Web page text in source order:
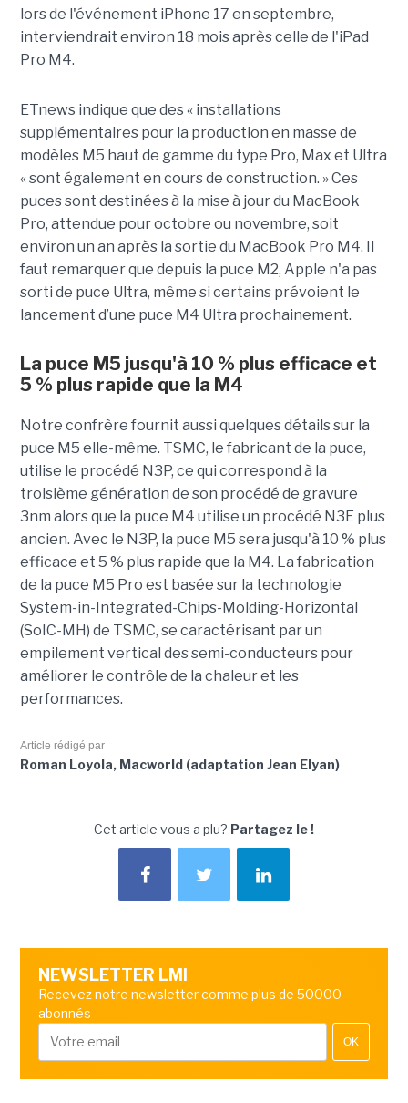
lors de l'événement iPhone 17 en septembre,
interviendrait environ 18 mois après celle de l'iPad
Pro M4.
ETnews indique que des « installations
supplémentaires pour la production en masse de
modèles M5 haut de gamme du type Pro, Max et Ultra
« sont également en cours de construction. » Ces
puces sont destinées à la mise à jour du MacBook
Pro, attendue pour octobre ou novembre, soit
environ un an après la sortie du MacBook Pro M4. Il
faut remarquer que depuis la puce M2, Apple n'a pas
sorti de puce Ultra, même si certains prévoient le
lancement d’une puce M4 Ultra prochainement.
La puce M5 jusqu'à 10 % plus efficace et
5 % plus rapide que la M4
Notre confrère fournit aussi quelques détails sur la
puce M5 elle-même. TSMC, le fabricant de la puce,
utilise le procédé N3P, ce qui correspond à la
troisième génération de son procédé de gravure
3nm alors que la puce M4 utilise un procédé N3E plus
ancien. Avec le N3P, la puce M5 sera jusqu'à 10 % plus
efficace et 5 % plus rapide que la M4. La fabrication
de la puce M5 Pro est basée sur la technologie
System-in-Integrated-Chips-Molding-Horizontal
(SoIC-MH) de TSMC, se caractérisant par un
empilement vertical des semi-conducteurs pour
améliorer le contrôle de la chaleur et les
performances.
Article rédigé par
Roman Loyola, Macworld (adaptation Jean Elyan)
Cet article vous a plu? Partagez le !
NEWSLETTER LMI
Recevez notre newsletter comme plus de 50000
abonnés
OK